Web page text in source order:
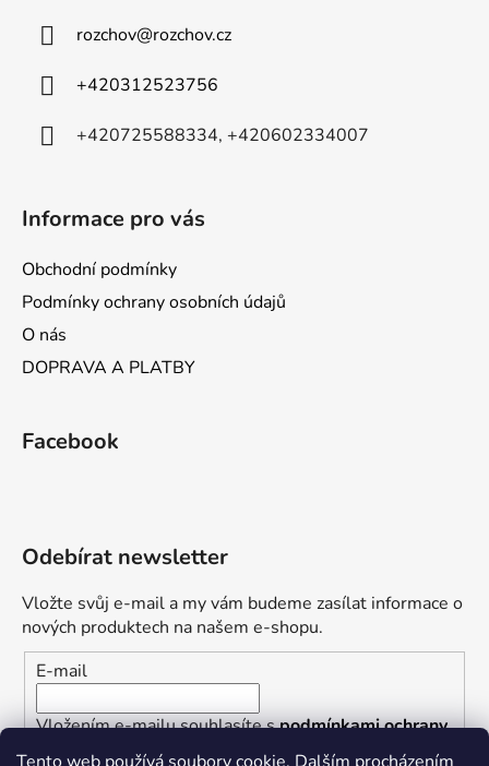
rozchov@rozchov.cz
+420312523756
+420725588334, +420602334007
Informace pro vás
Obchodní podmínky
Podmínky ochrany osobních údajů
O nás
DOPRAVA A PLATBY
Facebook
Odebírat newsletter
Vložte svůj e-mail a my vám budeme zasílat informace o
nových produktech na našem e-shopu.
E-mail
Vložením e-mailu souhlasíte spodmínkami ochrany
osobních údajů